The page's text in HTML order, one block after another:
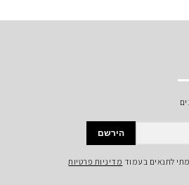
בעמודמדיניות פרטיות